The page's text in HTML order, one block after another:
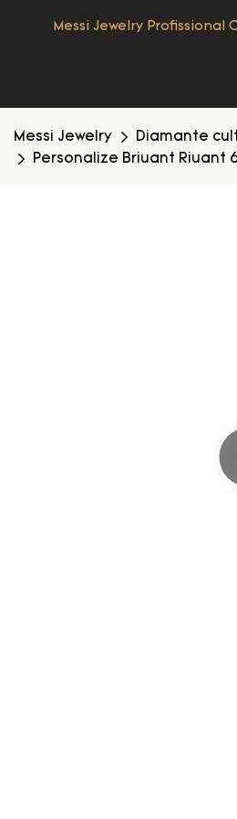
Messi Jewelry
Messi Jewelry Diamante
Personalize Briuant